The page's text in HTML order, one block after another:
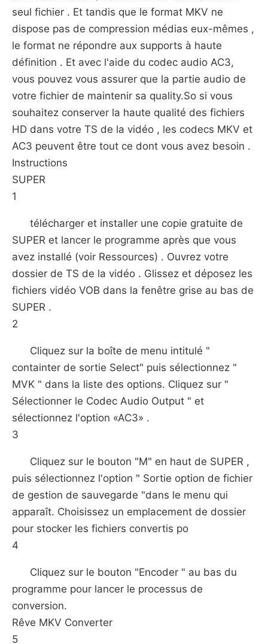
seul fichier . Et tandis que le format MKV ne
dispose pas de compression médias eux-mêmes ,
le format ne répondre aux supports à haute
définition . Et avec l'aide du codec audio AC3,
vous pouvez vous assurer que la partie audio de
votre fichier de maintenir sa quality.So si vous
souhaitez conserver la haute qualité des fichiers
HD dans votre TS de la vidéo , les codecs MKV et
AC3 peuvent être tout ce dont vous avez besoin .
Instructions
SUPER
1
télécharger et installer une copie gratuite de
SUPER et lancer le programme après que vous
avez installé (voir Ressources) . Ouvrez votre
dossier de TS de la vidéo . Glissez et déposez les
fichiers vidéo VOB dans la fenêtre grise au bas de
SUPER .
2
Cliquez sur la boîte de menu intitulé "
containter de sortie Select" puis sélectionnez "
MVK " dans la liste des options. Cliquez sur "
Sélectionner le Codec Audio Output " et
sélectionnez l'option «AC3» .
3
Cliquez sur le bouton "M" en haut de SUPER ,
puis sélectionnez l'option " Sortie option de fichier
de gestion de sauvegarde "dans le menu qui
apparaît. Choisissez un emplacement de dossier
pour stocker les fichiers convertis po
4
Cliquez sur le bouton "Encoder " au bas du
programme pour lancer le processus de
conversion.
Rêve MKV Converter
5